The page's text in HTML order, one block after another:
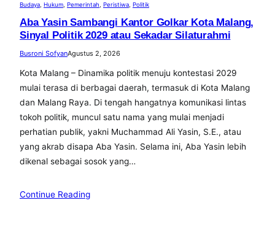
Budaya Hukum Pemerintah Peristiwa Politik
Aba Yasin Sambangi Kantor Golkar Kota Malang,
Sinyal Politik 2029 atau Sekadar Silaturahmi
Busroni SofyanAgustus 2, 2026
Kota Malang – Dinamika politik menuju kontestasi 2029
mulai terasa di berbagai daerah, termasuk di Kota Malang
dan Malang Raya. Di tengah hangatnya komunikasi lintas
tokoh politik, muncul satu nama yang mulai menjadi
perhatian publik, yakni Muchammad Ali Yasin, S.E., atau
yang akrab disapa Aba Yasin. Selama ini, Aba Yasin lebih
dikenal sebagai sosok yang…
Continue Reading